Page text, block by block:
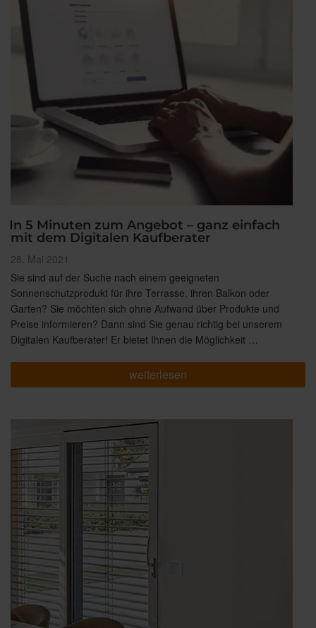
In 5 Minuten zum Angebot – ganz einfach
mit dem Digitalen Kaufberater
Veröffentlicht
am
28. Mai 2021
Sie sind auf der Suche nach einem geeigneten
Sonnenschutzprodukt für ihre Terrasse, ihren Balkon oder
Garten? Sie möchten sich ohne Aufwand über Produkte und
Preise informieren? Dann sind Sie genau richtig bei unserem
Digitalen Kaufberater! Er bietet Ihnen die Möglichkeit …
„In
5
Angebot
–
ganz
einfach
mit
dem
Digitalen
Kaufberater“
weiterlesen